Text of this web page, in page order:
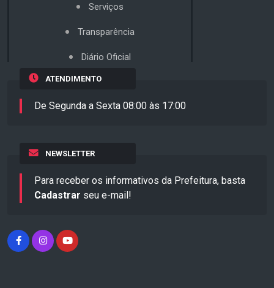
Serviços
Transparência
Diário Oficial
ATENDIMENTO
De Segunda a Sexta 08:00 às 17:00
NEWSLETTER
Para receber os informativos da Prefeitura, basta
Cadastrar seu e-mail!